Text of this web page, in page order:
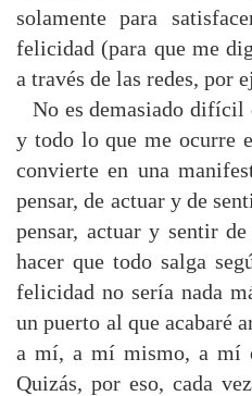
solamente para
felicidad (para que me
a través de las redes, por
No es demasiado
y todo lo que me ocurre
convierte en una
pensar, de actuar y de
pensar, actuar y sentir
hacer que todo salga
felicidad no sería nada
un puerto al que acabaré
a mí, a mí mismo, a mí
Quizás, por eso, cada